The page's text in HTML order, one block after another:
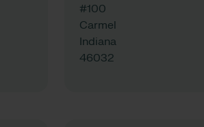
#100
Carmel
Indiana
46032